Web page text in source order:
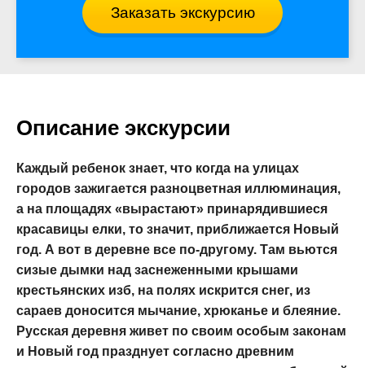
Заказать экскурсию
Описание экскурсии
Каждый ребенок знает, что когда на улицах
городов зажигается разноцветная иллюминация,
а на площадях «вырастают» принарядившиеся
красавицы елки, то значит, приближается Новый
год. А вот в деревне все по-другому. Там вьются
сизые дымки над заснеженными крышами
крестьянских изб, на полях искрится снег, из
сараев доносится мычание, хрюканье и блеяние.
Русская деревня живет по своим особым законам
и Новый год празднует согласно древним